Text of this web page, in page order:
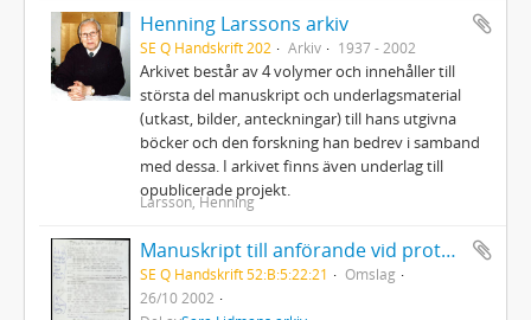
Henning Larssons arkiv
SE Q Handskrift 202 Arkiv 1937 - 2002
Arkivet består av 4 volymer och innehåller till
största del manuskript och underlagsmaterial
(utkast, bilder, anteckningar) till hans utgivna
böcker och den forskning han bedrev i samband
med dessa. I arkivet finns även underlag till
opublicerade projekt.
Larsson, Henning
Manuskript till anförande vid protestmöte mot USA:s krig i Irak Luleå stadshus
SE Q Handskrift 52:B:5:22:21
Omslag
26/10 2002